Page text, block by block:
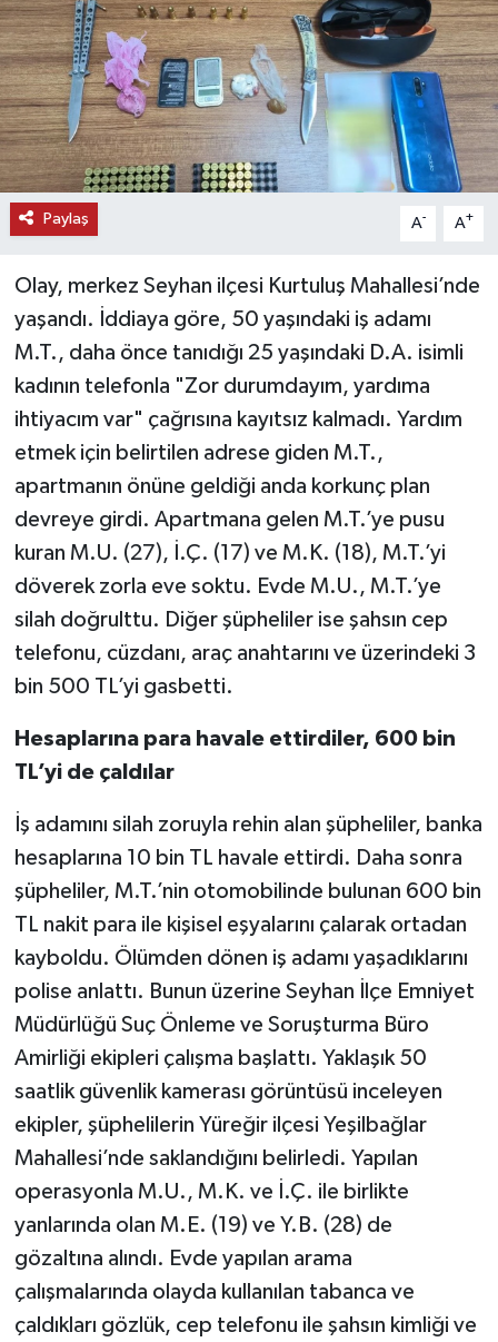
Paylaş A- A+
Olay, merkez Seyhan ilçesi Kurtuluş Mahallesi’nde
yaşandı. İddiaya göre, 50 yaşındaki iş adamı
M.T., daha önce tanıdığı 25 yaşındaki D.A. isimli
kadının telefonla "Zor durumdayım, yardıma
ihtiyacım var" çağrısına kayıtsız kalmadı. Yardım
etmek için belirtilen adrese giden M.T.,
apartmanın önüne geldiği anda korkunç plan
devreye girdi. Apartmana gelen M.T.’ye pusu
kuran M.U. (27), İ.Ç. (17) ve M.K. (18), M.T.’yi
döverek zorla eve soktu. Evde M.U., M.T.’ye
silah doğrulttu. Diğer şüpheliler ise şahsın cep
telefonu, cüzdanı, araç anahtarını ve üzerindeki 3
bin 500 TL’yi gasbetti.
Hesaplarına para havale ettirdiler, 600 bin
TL’yi de çaldılar
İş adamını silah zoruyla rehin alan şüpheliler, banka
hesaplarına 10 bin TL havale ettirdi. Daha sonra
şüpheliler, M.T.’nin otomobilinde bulunan 600 bin
TL nakit para ile kişisel eşyalarını çalarak ortadan
kayboldu. Ölümden dönen iş adamı yaşadıklarını
polise anlattı. Bunun üzerine Seyhan İlçe Emniyet
Müdürlüğü Suç Önleme ve Soruşturma Büro
Amirliği ekipleri çalışma başlattı. Yaklaşık 50
saatlik güvenlik kamerası görüntüsü inceleyen
ekipler, şüphelilerin Yüreğir ilçesi Yeşilbağlar
Mahallesi’nde saklandığını belirledi. Yapılan
operasyonla M.U., M.K. ve İ.Ç. ile birlikte
yanlarında olan M.E. (19) ve Y.B. (28) de
gözaltına alındı. Evde yapılan arama
çalışmalarında olayda kullanılan tabanca ve
çaldıkları gözlük, cep telefonu ile şahsın kimliği ve
SAĞLIK
SPOR
TEKNOLOJİ
TİCARET
YAŞAM